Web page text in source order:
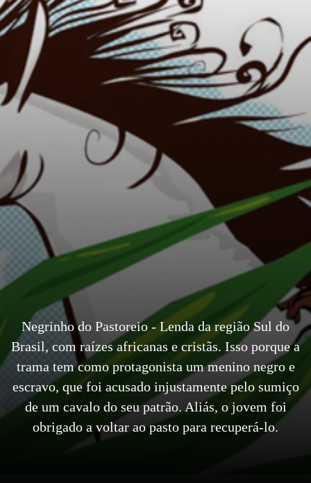
Negrinho do Pastoreio - Lenda da região Sul do
Brasil, com raízes africanas e cristãs. Isso porque a
trama tem como protagonista um menino negro e
escravo, que foi acusado injustamente pelo sumiço
de um cavalo do seu patrão. Aliás, o jovem foi
obrigado a voltar ao pasto para recuperá-lo.